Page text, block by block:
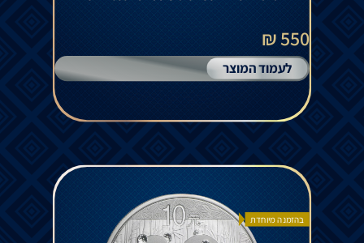
550 ₪
לעמוד המוצר
בהזמנה מיוחדת